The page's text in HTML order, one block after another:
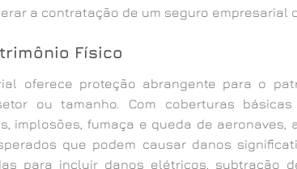
a contratação de um seguro empresarial
Físico
oferece proteção abrangente para o
ou tamanho. Com coberturas
implosões, fumaça e queda de
que podem causar danos
para incluir danos elétricos, subtração